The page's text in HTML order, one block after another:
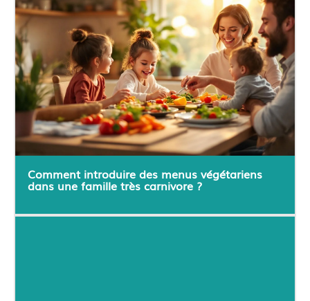
Comment introduire des menus végétariens
dans une famille très carnivore ?